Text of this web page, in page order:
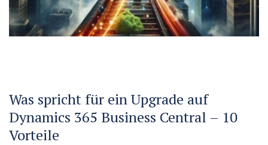
Was spricht für ein Upgrade auf
Dynamics 365 Business Central – 10
Vorteile